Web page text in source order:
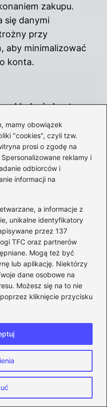
mamy obowiązek
"cookies", czyli tzw.
prosi o zgodę na
reklamy i
odbiorców i
informacji na
a informacje z
unikalne identyfikatory
przez 137
TFC oraz partnerów
Mogą też być
lub aplikację. Niektórzy
dane osobowe na
Możesz się na to nie
kliknięcie przycisku
zakupu.
się danymi
przy
aby minimalizować
konta.
konta
Steam i graj
zwrotu DLC na
Ta Platforma
Gracza?
region
i ograniczeń krok
odkryj 7
rozwiązanie błędu
i uniknięcie
Steam: łatwy
początkującego